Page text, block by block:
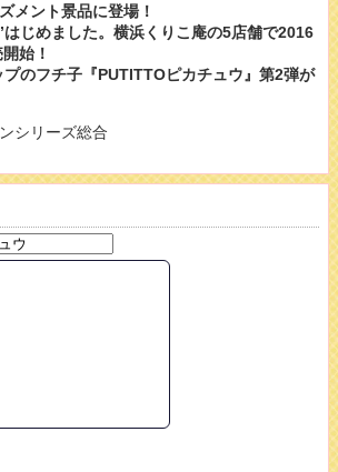
メント景品に登場！
はじめました。横浜くりこ庵の5店舗で2016
始！
プのフチ子『PUTITTOピカチュウ』第2弾が
シリーズ総合